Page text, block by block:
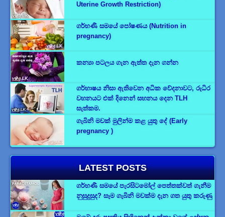
Uterine Growth Restriction)
ගර්භණී සමයේ පෝෂණය (Nutrition in
pregnancy)
කන්‍යා පටලය ගැන ඇත්ත දැන ගන්න
ගර්භාෂය නිසා ඇතිවෙන අධික වේදනාවට, රුධිර
වහනයට එක් දිනෙන් සහනය දෙන TLH
සැත්කම.
ගැබිනි මවක් මුලින්ම කළ යුතු දේ (Early
pregnancy )
LATEST POSTS
ගර්භණී සමයේ පැරසිටමෝල් පෙත්තක්වත් ගැනීම
නුසුදුසුද? සෑම ගැබිනි මවක්ම දැන ගත යුතු කරුණු